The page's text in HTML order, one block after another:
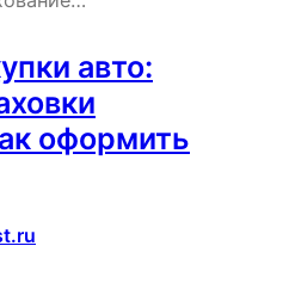
авто:
оформить